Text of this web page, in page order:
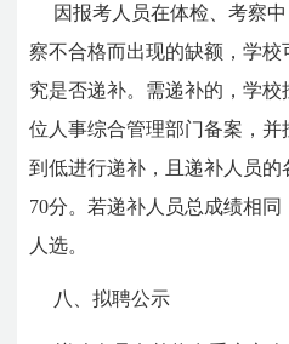
因报考人员在体检、考察
察不合格而出现的缺额，学
究是否递补。需递补的，学
位人事综合管理部门备案，
到低进行递补，且递补人员
70分。若递补人员总成绩相
人选。
八、拟聘公示